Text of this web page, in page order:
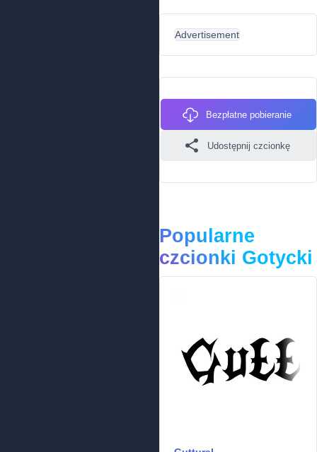
Advertisement
Bezpłatne pobieranie
Udostępnij czcionkę
Popularne
czcionki Gotycki